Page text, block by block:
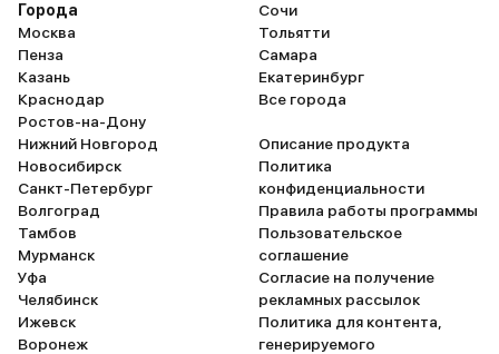
Города
Москва
Пенза
Казань
Краснодар
Ростов-на-Дону
Нижний Новгород
Новосибирск
Санкт-Петербург
Волгоград
Тамбов
Мурманск
Уфа
Челябинск
Ижевск
Воронеж
Сочи
Тольятти
Самара
Екатеринбург
Все города
Описание продукта
Политика
конфиденциальности
Правила работы программы
Пользовательское
соглашение
Согласие на получение
рекламных рассылок
Политика для контента,
генерируемого